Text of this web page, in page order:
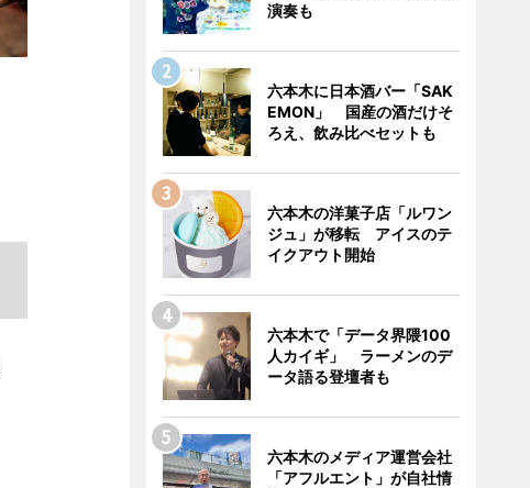
演奏も
六本木に日本酒バー「SAK
EMON」 国産の酒だけそ
ろえ、飲み比べセットも
六本木の洋菓子店「ルワン
ジュ」が移転 アイスのテ
イクアウト開始
六本木で「データ界隈100
人カイギ」 ラーメンのデ
ータ語る登壇者も
六本木のメディア運営会社
「アフルエント」が自社情